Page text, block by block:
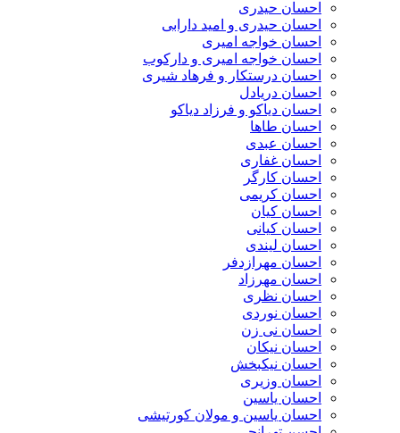
احسان حیدری
احسان حیدری و امید دارابی
احسان خواجه امیری
احسان خواجه امیری و دارکوب
احسان درستكار و فرهاد شيرى
احسان دریادل
احسان دیاکو و فرزاد دیاکو
احسان طاها
احسان عبدی
احسان غفاری
احسان کارگر
احسان کریمی
احسان کیان
احسان کیانی
احسان لیندی
احسان مهرازدفر
احسان مهرزاد
احسان نظری
احسان نوردی
احسان نی زن
احسان نیکان
احسان نیکبخش
احسان وزیری
احسان یاسین
احسان یاسین و مولان کورتیشی